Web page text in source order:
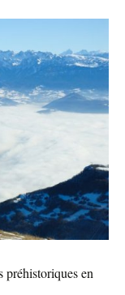
préhistoriques en